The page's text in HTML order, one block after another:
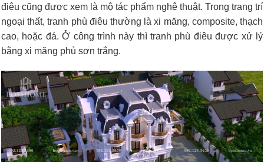
điêu cũng được xem là mộ tác phẩm nghệ thuật. Trong trang trí
ngoại thất, tranh phù điêu thường là xi măng, composite, thạch
cao, hoặc đá. Ở công trình này thì tranh phù điêu được xử lý
bằng xi măng phủ sơn trắng.